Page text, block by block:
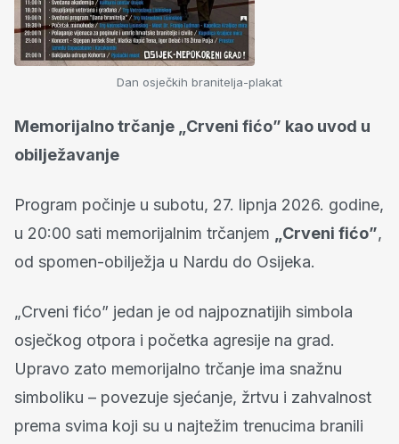
Dan osječkih branitelja-plakat
Memorijalno trčanje „Crveni fićo” kao uvod u
obilježavanje
Program počinje u subotu, 27. lipnja 2026. godine,
u 20:00 sati memorijalnim trčanjem „Crveni fićo”,
od spomen-obilježja u Nardu do Osijeka.
„Crveni fićo” jedan je od najpoznatijih simbola
osječkog otpora i početka agresije na grad.
Upravo zato memorijalno trčanje ima snažnu
simboliku – povezuje sjećanje, žrtvu i zahvalnost
prema svima koji su u najtežim trenucima branili